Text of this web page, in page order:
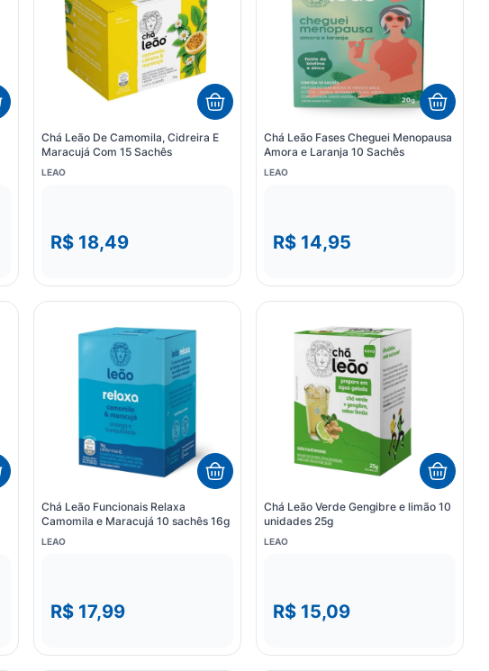
Chá Leão De Camomila, Cidreira E
Maracujá Com 15 Sachês
LEAO
R$ 18,49
Chá Leão Fases Cheguei Menopausa
Amora e Laranja 10 Sachês
LEAO
R$ 14,95
Chá Leão Funcionais Relaxa
Camomila e Maracujá 10 sachês 16g
LEAO
R$ 17,99
Chá Leão Verde Gengibre e limão 10
unidades 25g
LEAO
R$ 15,09